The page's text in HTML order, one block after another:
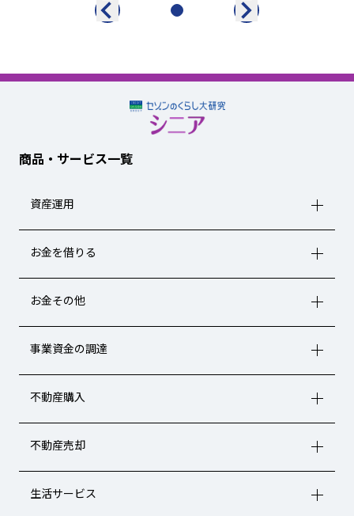
商品・サービス一覧
資産運用
お金を借りる
お金その他
事業資金の調達
不動産購入
不動産売却
生活サービス